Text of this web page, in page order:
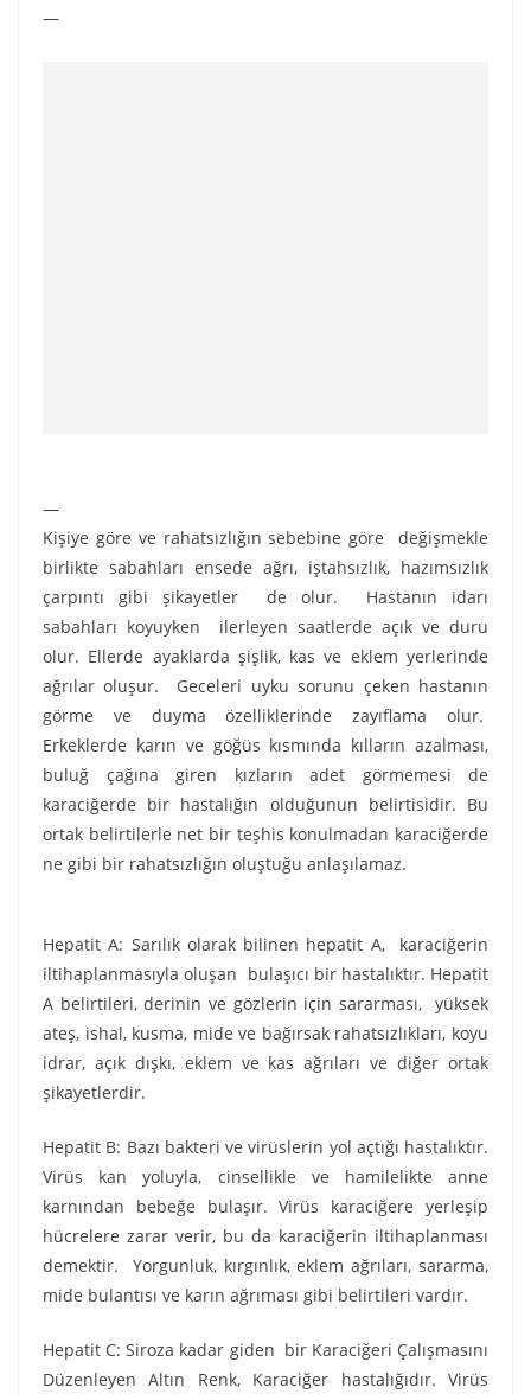
—
—
Kişiye göre ve rahatsızlığın sebebine göre değişmekle
birlikte sabahları ensede ağrı, iştahsızlık, hazımsızlık
çarpıntı gibi şikayetler de olur. Hastanın idarı
sabahları koyuyken ilerleyen saatlerde açık ve duru
olur. Ellerde ayaklarda şişlik, kas ve eklem yerlerinde
ağrılar oluşur. Geceleri uyku sorunu çeken hastanın
görme ve duyma özelliklerinde zayıflama olur.
Erkeklerde karın ve göğüs kısmında kılların azalması,
buluğ çağına giren kızların adet görmemesi de
karaciğerde bir hastalığın olduğunun belirtisidir. Bu
ortak belirtilerle net bir teşhis konulmadan karaciğerde
ne gibi bir rahatsızlığın oluştuğu anlaşılamaz.
Hepatit A: Sarılık olarak bilinen hepatit A, karaciğerin
iltihaplanmasıyla oluşan bulaşıcı bir hastalıktır. Hepatit
A belirtileri, derinin ve gözlerin için sararması, yüksek
ateş, ishal, kusma, mide ve bağırsak rahatsızlıkları, koyu
idrar, açık dışkı, eklem ve kas ağrıları ve diğer ortak
şikayetlerdir.
Hepatit B: Bazı bakteri ve virüslerin yol açtığı hastalıktır.
Virüs kan yoluyla, cinsellikle ve hamilelikte anne
karnından bebeğe bulaşır. Virüs karaciğere yerleşip
hücrelere zarar verir, bu da karaciğerin iltihaplanması
demektir. Yorgunluk, kırgınlık, eklem ağrıları, sararma,
mide bulantısı ve karın ağrıması gibi belirtileri vardır.
Hepatit C: Siroza kadar giden bir Karaciğeri Çalışmasını
Düzenleyen Altın Renk, Karaciğer hastalığıdır. Virüs